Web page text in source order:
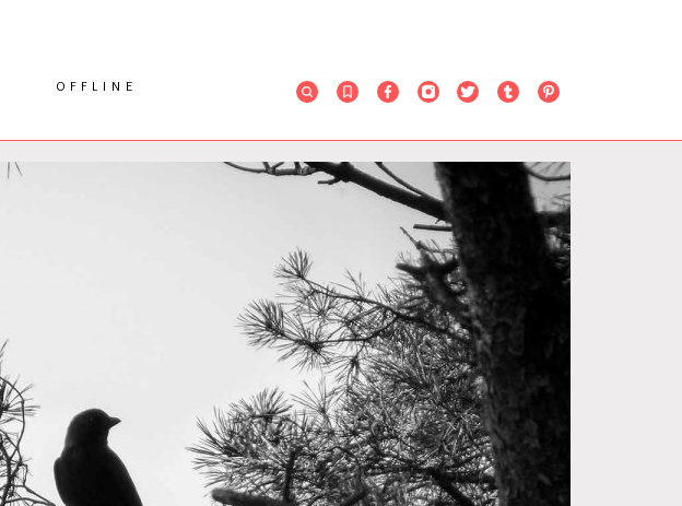
OFFLINE
RENDEZVÉNYEK